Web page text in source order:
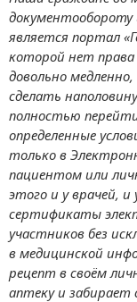
является портал
которой нет
довольно
сделать
полностью
определенные
только в
пациентом или
этого и у врачей,
сертификаты
участников без
в медицинской
рецепт в своём
аптеку и забирает